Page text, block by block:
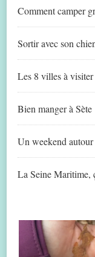
Comment camper
Sortir avec son
Les 8 villes à
Bien manger à Sète
Un weekend
La Seine Maritime,